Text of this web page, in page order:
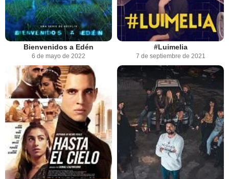
Bienvenidos a Edén
6 de mayo de 2022
#Luimelia
7 de septiembre de 2021